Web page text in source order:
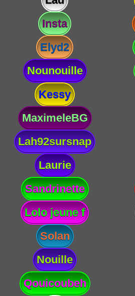
Insta
Elyd2
Nounouille
Kessy
MaximeleBG
Lah92sursnap
Laurie
Sandrinette
Lolo jeune f
Solan
Nouille
Qouicoubeh